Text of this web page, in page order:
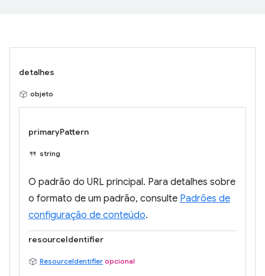
detalhes
objeto
primaryPattern
string
O padrão do URL principal. Para detalhes sobre
o formato de um padrão, consulte Padrões de
configuração de conteúdo.
resourceIdentifier
ResourceIdentifier opcional